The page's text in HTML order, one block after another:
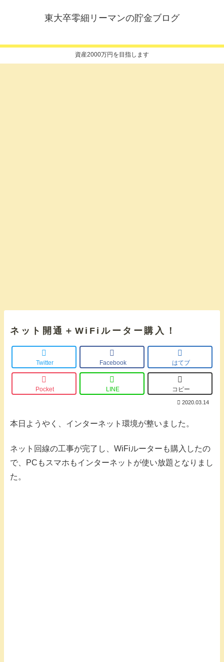
東大卒零細リーマンの貯金ブログ
資産2000万円を目指します
ネット開通＋WiFiルーター購入！
Twitter Facebook はてブ
Pocket LINE コピー
2020.03.14
本日ようやく、インターネット環境が整いました。
ネット回線の工事が完了し、WiFiルーターも購入したの
で、PCもスマホもインターネットが使い放題となりまし
た。